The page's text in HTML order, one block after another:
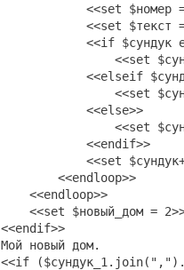
<<set $номер =
<<set $текст =
<<if $сундук eq
<<set
<<elseif $сундук
<<set
<<else>>
<<set
<<endif>>
<<set
<<endloop>>
<<endloop>>
<<set $новый_дом =
<<endif>>
Мой новый дом.
<<if